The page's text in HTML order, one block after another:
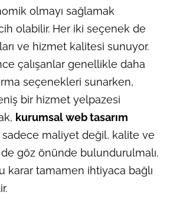
olmayı sağlamak
olabilir. Her iki seçenek de
ve hizmet kalitesi sunuyor.
çalışanlar genellikle daha
seçenekleri sunarken,
bir hizmet yelpazesi
kurumsal web tasarım
maliyet değil, kalite ve
göz önünde bulundurulmalı.
karar tamamen ihtiyaca bağlı